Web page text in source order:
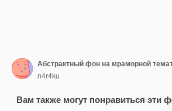
n4r4ku
Вам также могут понравиться эти